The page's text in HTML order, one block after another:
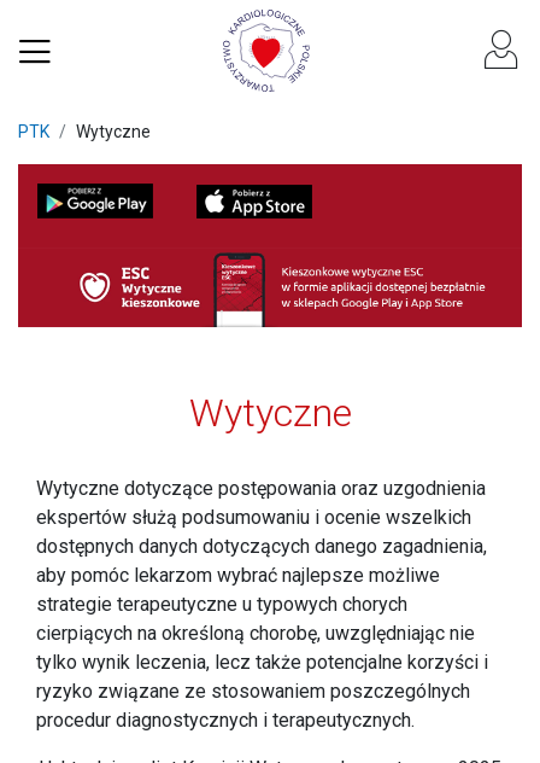
PTK Wytyczne
Wytyczne
Wytyczne dotyczące postępowania oraz uzgodnienia
ekspertów służą podsumowaniu i ocenie wszelkich
dostępnych danych dotyczących danego zagadnienia,
aby pomóc lekarzom wybrać najlepsze możliwe
strategie terapeutyczne u typowych chorych
cierpiących na określoną chorobę, uwzględniając nie
tylko wynik leczenia, lecz także potencjalne korzyści i
ryzyko związane ze stosowaniem poszczególnych
procedur diagnostycznych i terapeutycznych.